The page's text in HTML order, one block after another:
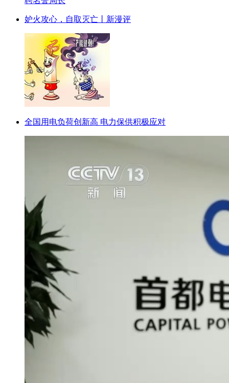
妒火攻心，自取灭亡丨新漫评
全国用电负荷创新高 电力保供积极应对